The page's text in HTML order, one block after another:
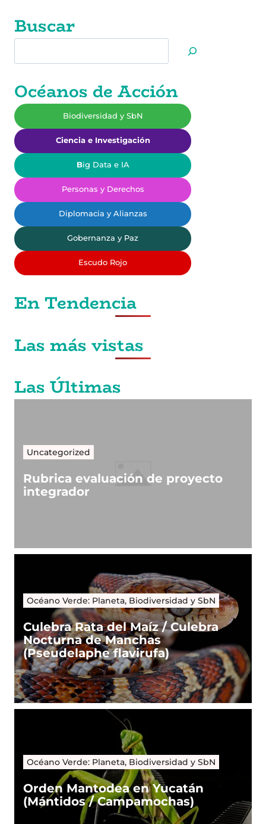
Buscar
Océanos de Acción
Biodiversidad y SbN
Ciencia e Investigación
Big Data e IA
Personas y Derechos
Diplomacia y Alianzas
Gobernanza y Paz
Escudo Rojo
En Tendencia
Las más vistas
Las Últimas
Uncategorized
Rubrica evaluación de proyecto
integrador
Océano Verde: Planeta, Biodiversidad y SbN
Culebra Rata del Maíz / Culebra
Nocturna de Manchas
(Pseudelaphe flavirufa)
Océano Verde: Planeta, Biodiversidad y SbN
Orden Mantodea en Yucatán
(Mántidos / Campamochas)